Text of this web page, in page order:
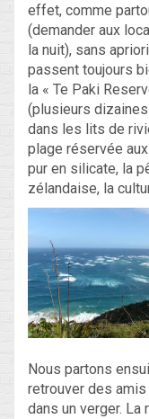
effet, comme
(demander aux
la nuit), sans
passent toujours
la « Te Paki
(plusieurs
dans les lits de
plage réservée
pur en silicate, la
zélandaise, la
Nous partons
retrouver des
dans un verger.